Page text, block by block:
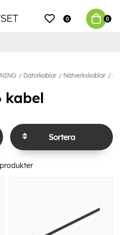
0 0
Datorkablar Nätverkskablar
kabel
Sortera
produkter